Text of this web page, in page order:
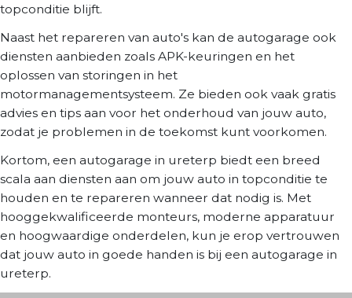
topconditie blijft.
Naast het repareren van auto's kan de autogarage ook
diensten aanbieden zoals APK-keuringen en het
oplossen van storingen in het
motormanagementsysteem. Ze bieden ook vaak gratis
advies en tips aan voor het onderhoud van jouw auto,
zodat je problemen in de toekomst kunt voorkomen.
Kortom, een autogarage in ureterp biedt een breed
scala aan diensten aan om jouw auto in topconditie te
houden en te repareren wanneer dat nodig is. Met
hooggekwalificeerde monteurs, moderne apparatuur
en hoogwaardige onderdelen, kun je erop vertrouwen
dat jouw auto in goede handen is bij een autogarage in
ureterp.